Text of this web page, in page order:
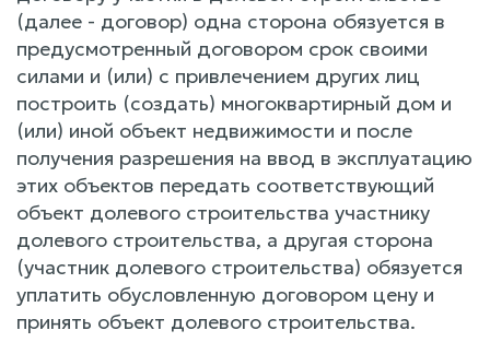
(далее - договор) одна сторона обязуется в
предусмотренный договором срок своими
силами и (или) с привлечением других лиц
построить (создать) многоквартирный дом и
(или) иной объект недвижимости и после
получения разрешения на ввод в эксплуатацию
этих объектов передать соответствующий
объект долевого строительства участнику
долевого строительства, а другая сторона
(участник долевого строительства) обязуется
уплатить обусловленную договором цену и
принять объект долевого строительства.